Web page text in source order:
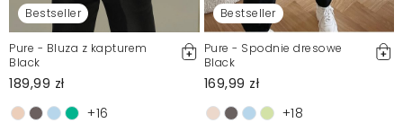
Bestseller
Pure - Bluza z kapturem
Black
189,99 zł
+16
Bestseller
Pure - Spodnie dresowe
Black
169,99 zł
+18